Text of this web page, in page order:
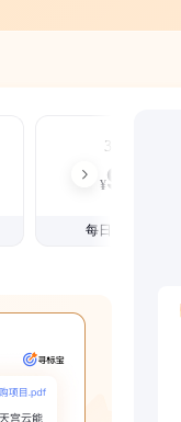
3个月
¥99
每日仅1.08元